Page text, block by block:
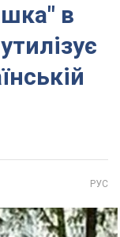
в
РУС